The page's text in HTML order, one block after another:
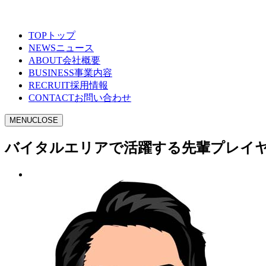
TOP トップ
NEWSニュース
ABOUT会社概要
BUSINESS事業内容
RECRUIT採用情報
CONTACTお問い合わせ
MENUCLOSE
バイタルエリアで活躍する先輩プレイ